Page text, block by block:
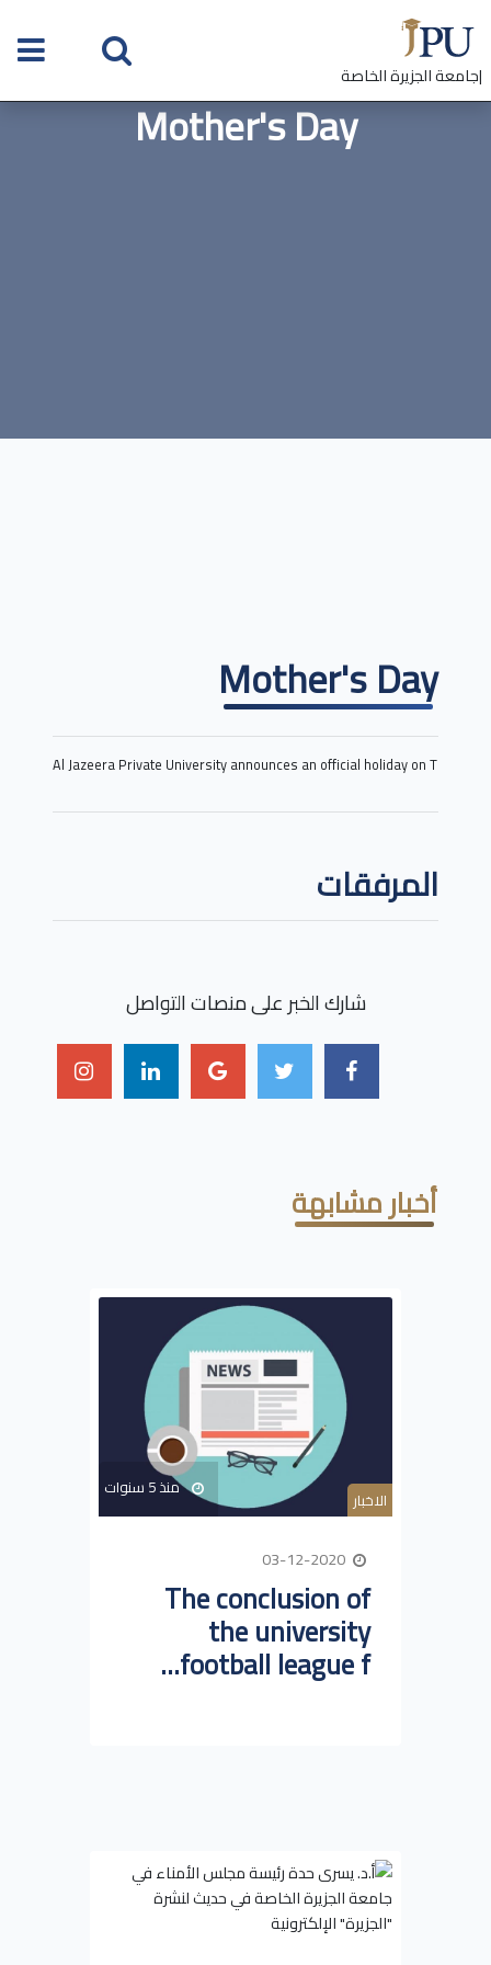
|جامعة الجزيرة الخاصة
Mother's Day
Mother's Day
Al Jazeera Private University announces an official holiday on
المرفقات
شارك الخبر على منصات التواصل
أخبار مشابهة
الاخبار منذ 5 سنوات
The conclusion of
the university
football league f...